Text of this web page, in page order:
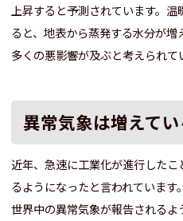
上昇すると予測されています。
ると、地表から蒸発する水分が
多くの悪影響が及ぶと考えられて
異常気象は増えてい
近年、急速に工業化が進行した
るようになったと言われていま
世界中の異常気象が報告される